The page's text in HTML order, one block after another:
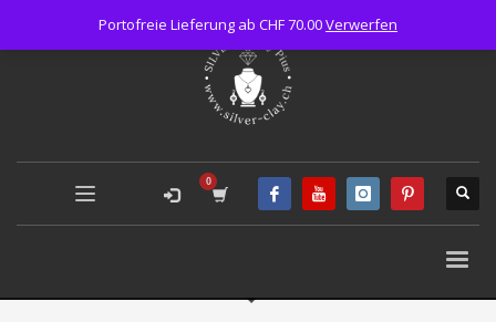
Portofreie Lieferung ab CHF 70.00Verwerfen